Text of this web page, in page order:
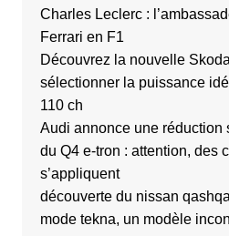
Charles Leclerc :
Ferrari en F1
Découvrez la nouvelle
sélectionner la puissance
110 ch
Audi annonce une réduction
du Q4 e-tron : attention, des
s’appliquent
découverte du nissan
mode tekna, un modèle